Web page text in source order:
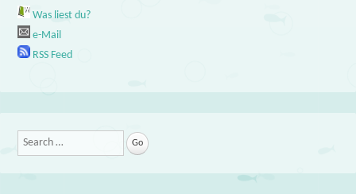
Was liest du?
e-Mail
RSS Feed
Search